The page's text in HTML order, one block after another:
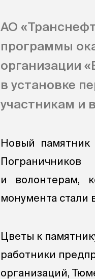
АО
программы
организации
в установке
участникам и
Новый памятник
и волонтерам,
монумента стали
Цветы к
работники
организаций,